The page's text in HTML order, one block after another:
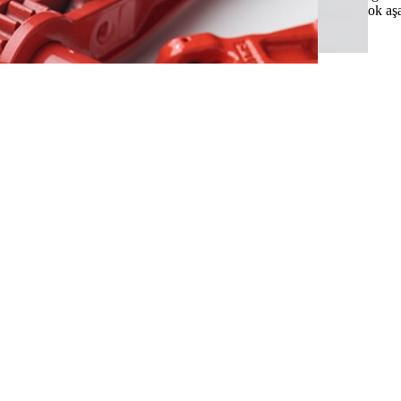
aletleriyle sıkıştırılabilirken, 60 numaradan büyük olanlar özel, çok